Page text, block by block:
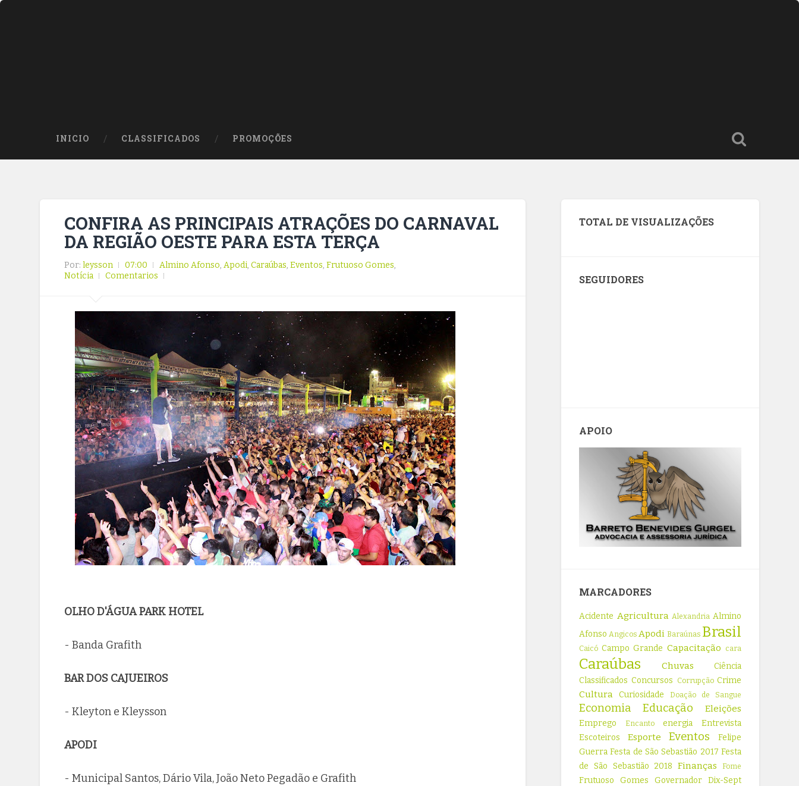
INICIO CLASSIFICADOS PROMOÇÕES
CONFIRA AS PRINCIPAIS ATRAÇÕES DO CARNAVAL
DA REGIÃO OESTE PARA ESTA TERÇA
Por:leysson 07:00 Almino Afonso,Apodi,Caraúbas,Eventos,Frutuoso Gomes,
Notícia
Comentarios
OLHO D'ÁGUA PARK HOTEL
- Banda Grafith
BAR DOS CAJUEIROS
- Kleyton e Kleysson
APODI
- Municipal Santos, Dário Vila, João Neto Pegadão e Grafith
TOTAL DE VISUALIZAÇÕES
SEGUIDORES
APOIO
MARCADORES
Acidente Agricultura Alexandria Almino
Afonso Angicos Apodi Baraúnas Brasil
Caicó Campo Grande Capacitação cara
Caraúbas Chuvas
Ciência
Classificados Concursos Corrupção Crime
Cultura Curiosidade Doação de Sangue
Economia Educação Eleições
Emprego Encanto energia
Entrevista
Escoteiros
Esporte Eventos
Felipe
Guerra Festa de São Sebastião 2017 Festa
de São Sebastião 2018 Finanças Fome
Frutuoso Gomes
Governador Dix-Sept